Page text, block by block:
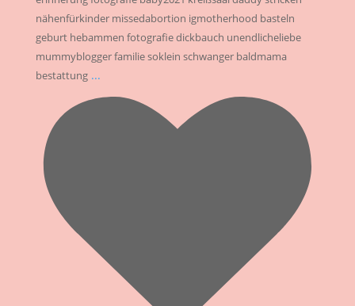
nähenfürkinder missedabortion igmotherhood basteln
geburt hebammen fotografie dickbauch unendlicheliebe
mummyblogger familie soklein schwanger baldmama
bestattung ...